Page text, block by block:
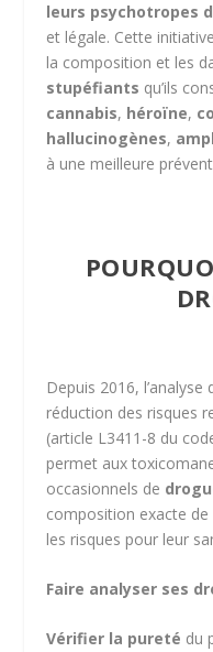
leurs psychotropes
et légale. Cette
la composition et les
stupéfiants qu’ils
cannabis, héroïne,
hallucinogènes,
à une meilleure
Depuis 2016,
réduction des risques
(article L3411-8 du
permet aux
occasionnels de
composition exacte de
les risques pour leur
Faire analyser ses
Vérifier la pureté du